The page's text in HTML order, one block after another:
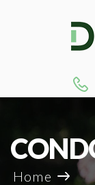
Home